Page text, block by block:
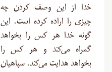
خدا از این وصف کردن چه
چیزی را اراده کرده است. این
گونه خدا هر کس را بخواهد
گمراه می‌کند و هر کس را
بخواهد هدایت می‌کند. سپاهیان